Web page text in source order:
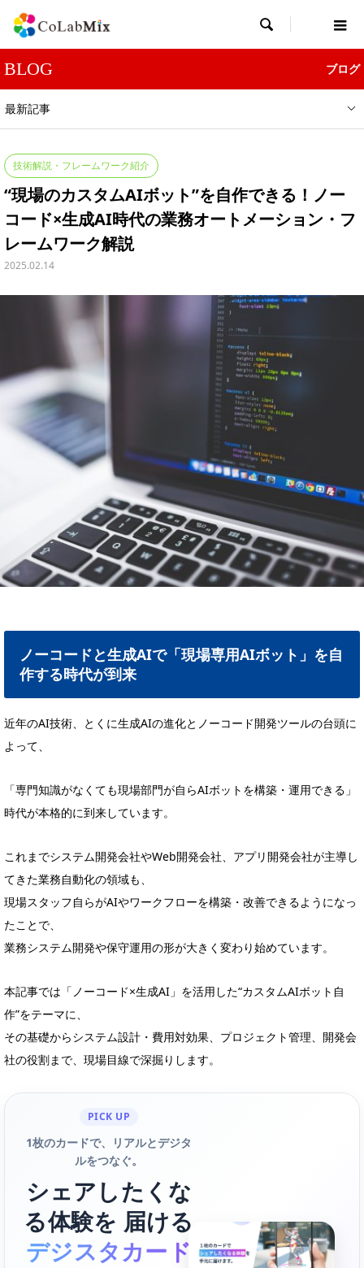

BLOG ブログ
最新記事
技術解説・フレームワーク紹介
“現場のカスタムAIボット”を自作できる！ノー
コード×生成AI時代の業務オートメーション・フ
レームワーク解説
2025.02.14
ノーコードと生成AIで「現場専用AIボット」を自
作する時代が到来
近年のAI技術、とくに生成AIの進化とノーコード開発ツールの台頭に
よって、
「専門知識がなくても現場部門が自らAIボットを構築・運用できる」
時代が本格的に到来しています。
これまでシステム開発会社やWeb開発会社、アプリ開発会社が主導し
てきた業務自動化の領域も、
現場スタッフ自らがAIやワークフローを構築・改善できるようになっ
たことで、
業務システム開発や保守運用の形が大きく変わり始めています。
本記事では「ノーコード×生成AI」を活用した“カスタムAIボット自
作”をテーマに、
その基礎からシステム設計・費用対効果、プロジェクト管理、開発会
社の役割まで、現場目線で深掘りします。
PICK UP
1枚のカードで、リアルとデジタ
ルをつなぐ。
シェアしたくな
る体験を 届ける
デジスタカード